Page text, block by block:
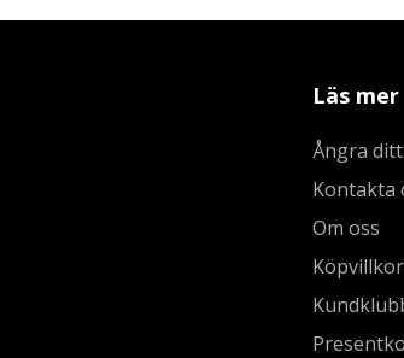
Läs mer
Ångra
Kontakta
Om oss